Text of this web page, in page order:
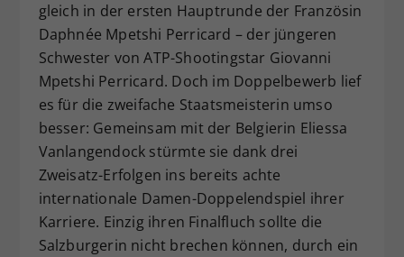
gleich in der ersten Hauptrunde der Französin
Daphnée Mpetshi Perricard – der jüngeren
Schwester von ATP-Shootingstar Giovanni
Mpetshi Perricard. Doch im Doppelbewerb lief
es für die zweifache Staatsmeisterin umso
besser: Gemeinsam mit der Belgierin Eliessa
Vanlangendock stürmte sie dank drei
Zweisatz-Erfolgen ins bereits achte
internationale Damen-Doppelendspiel ihrer
Karriere. Einzig ihren Finalfluch sollte die
Salzburgerin nicht brechen können, durch ein